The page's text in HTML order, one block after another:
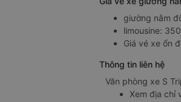
giường nằm
limousine:
Giá vé xe ổn
Thông tin liên hệ
Văn phòng xe S
Xem địa chỉ